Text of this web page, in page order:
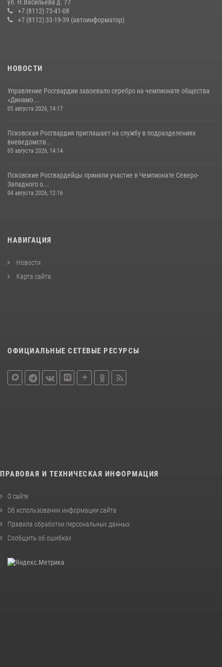
Росгвардейцы одержали победу
30 июля 2026, 05:10 3
22 июля 2026, 10:19
ул. Н.Васильева д. 77
+7 (8112) 73-41-08
+7 (8112) 33-19-39 (автоинформатор)
НОВОСТИ
Управление Росгвардии завоевало серебро на чемпионате общества
«Динамо...
05 августа 2026, 14:17
Псковская Росгвардия приглашает на службу в подразделениях
вневедомств...
05 августа 2026, 14:14
Псковские Росгвардейцы приняли участие в Чемпионате Северо-
Западного о...
04 августа 2026, 12:16
НАВИГАЦИЯ
Новости
Карта сайта
ОФИЦИАЛЬНЫЕ СЕТЕВЫЕ РЕСУРСЫ
ПРАВОВАЯ И ТЕХНИЧЕСКАЯ ИНФОРМАЦИЯ
О сайте
Об использовании информации сайта
Правила обработки персональных данных
Сообщить об ошибках